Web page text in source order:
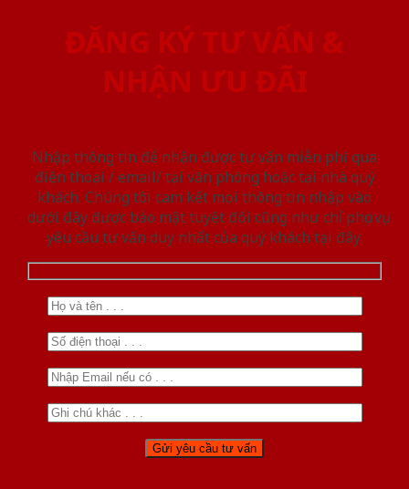
ĐĂNG KÝ TƯ VẤN &
NHẬN ƯU ĐÃI
Nhập thông tin để nhận được tư vấn miễn phí qua
điện thoại / email/ tại văn phòng hoặc tại nhà quý
khách. Chúng tôi cam kết mọi thông tin nhập vào
dưới đây được bảo mật tuyệt đối cũng như chỉ phục vụ
yêu cầu tư vấn duy nhất của quý khách tại đây.